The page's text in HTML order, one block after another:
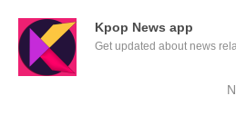
Kpop News app
Get updated about news